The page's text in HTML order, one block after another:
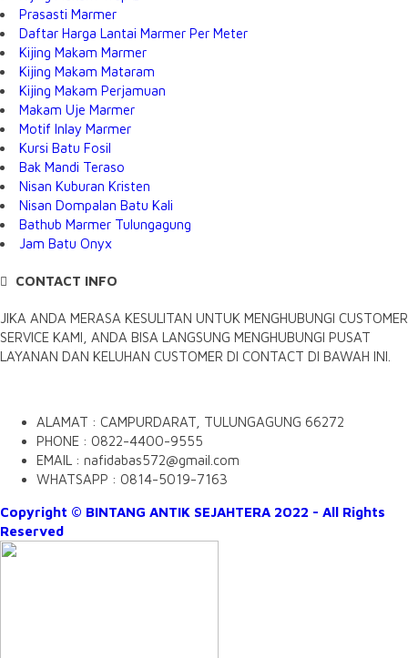
Prasasti Marmer
Daftar Harga Lantai Marmer Per Meter
Kijing Makam Marmer
Kijing Makam Mataram
Kijing Makam Perjamuan
Makam Uje Marmer
Motif Inlay Marmer
Kursi Batu Fosil
Bak Mandi Teraso
Nisan Kuburan Kristen
Nisan Dompalan Batu Kali
Bathub Marmer Tulungagung
Jam Batu Onyx
CONTACT INFO
JIKA ANDA MERASA KESULITAN UNTUK MENGHUBUNGI CUSTOMER
SERVICE KAMI, ANDA BISA LANGSUNG MENGHUBUNGI PUSAT
LAYANAN DAN KELUHAN CUSTOMER DI CONTACT DI BAWAH INI.
ALAMAT : CAMPURDARAT, TULUNGAGUNG 66272
PHONE : 0822-4400-9555
EMAIL : nafidabas572@gmail.com
WHATSAPP : 0814-5019-7163
Copyright © BINTANG ANTIK SEJAHTERA 2022 - All Rights
Reserved